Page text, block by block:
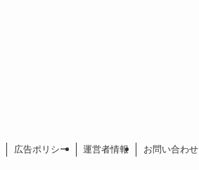
広告ポリシー 運営者情報 お問い合わせ